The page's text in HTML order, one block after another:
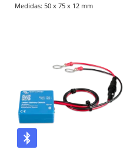
Medidas: 50 x 75 x 12 mm